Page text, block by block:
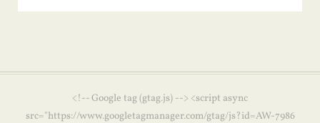
<!-- Google tag (gtag.js) --> <script async
src="https://www.googletagmanager.com/gtag/js?id=AW-7986